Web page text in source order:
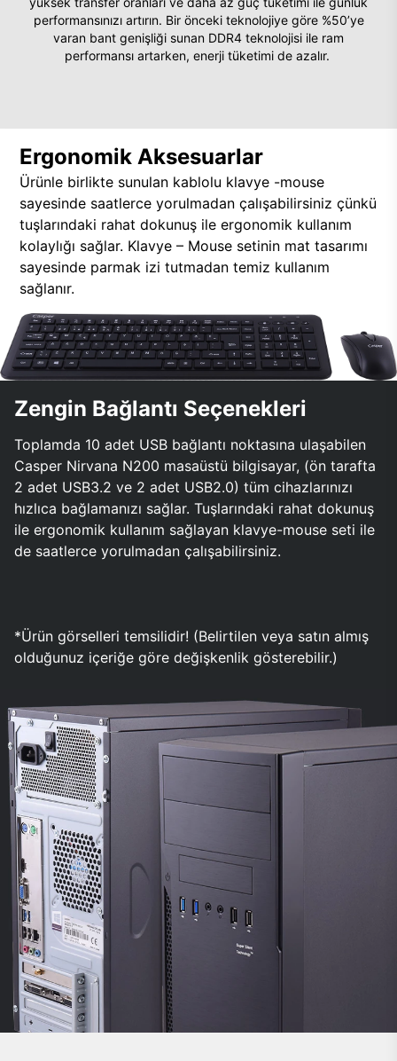
performansınızı artırın. Bir önceki teknolojiye göre %50’ye
varan bant genişliği sunan DDR4 teknolojisi ile ram
performansı artarken, enerji tüketimi de azalır.
Ergonomik Aksesuarlar
Ürünle birlikte sunulan kablolu klavye -mouse
sayesinde saatlerce yorulmadan çalışabilirsiniz çünkü
tuşlarındaki rahat dokunuş ile ergonomik kullanım
kolaylığı sağlar. Klavye – Mouse setinin mat tasarımı
sayesinde parmak izi tutmadan temiz kullanım
sağlanır.
Zengin Bağlantı Seçenekleri
Toplamda 10 adet USB bağlantı noktasına ulaşabilen
Casper Nirvana N200 masaüstü bilgisayar, (ön tarafta
2 adet USB3.2 ve 2 adet USB2.0) tüm cihazlarınızı
hızlıca bağlamanızı sağlar. Tuşlarındaki rahat dokunuş
ile ergonomik kullanım sağlayan klavye-mouse seti ile
de saatlerce yorulmadan çalışabilirsiniz.
*Ürün görselleri temsilidir! (Belirtilen veya satın almış
olduğunuz içeriğe göre değişkenlik gösterebilir.)